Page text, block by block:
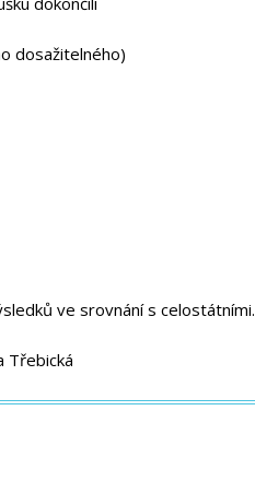
dosažitelného)
ve srovnání s celostátními.
Třebická